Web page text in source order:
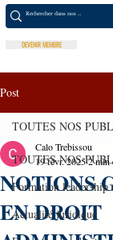
DEVENIR MEMBRE
Post
TOUTES NOS
Formation leadership
Actualité juridique
TOUTES NOS
NOTIONS
EN DROIT
Calo Trebissou
19 févr. 20252 min